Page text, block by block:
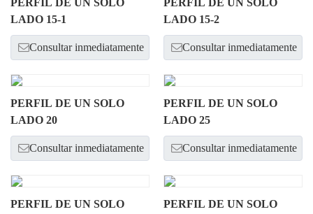
PERFIL DE UN SOLO
LADO 15-1
Consultar inmediatamente
PERFIL DE UN SOLO
LADO 15-2
Consultar inmediatamente
PERFIL DE UN SOLO
LADO 20
Consultar inmediatamente
PERFIL DE UN SOLO
LADO 25
Consultar inmediatamente
PERFIL DE UN SOLO
PERFIL DE UN SOLO